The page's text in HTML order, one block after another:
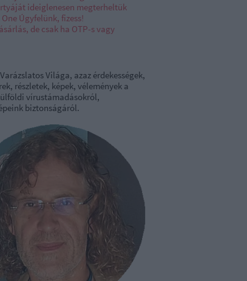
ideiglenesen megterheltük
Úgyfelünk, fizess!
de csak ha OTP-s vagy
Világa, azaz érdekességek,
részletek, képek, vélemények a
vírustámadásokról,
biztonságáról.